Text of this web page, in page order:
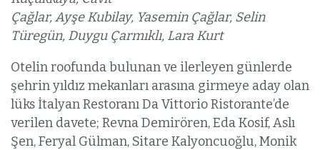
Çağlar, Ayşe Kubilay, Yasemin Çağlar, Selin
Türegün, Duygu Çarmıklı, Lara Kurt
Otelin roofunda bulunan ve ilerleyen günlerde
şehrin yıldız mekanları arasına girmeye aday olan
lüks İtalyan Restoranı Da Vittorio Ristorante’de
verilen davete; Revna Demirören, Eda Kosif, Aslı
Şen, Feryal Gülman, Sitare Kalyoncuoğlu, Monik